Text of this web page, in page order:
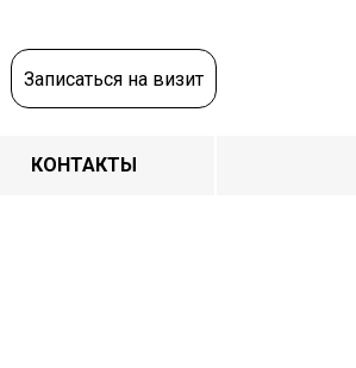
Записаться на визит
КОНТАКТЫ